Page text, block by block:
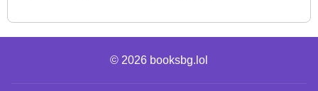
© 2026 booksbg.lol